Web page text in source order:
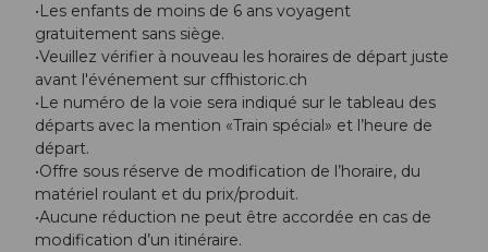
•Les enfants de moins de 6 ans voyagent
gratuitement sans siège.
•Veuillez vérifier à nouveau les horaires de départ juste
avant l'événement sur cffhistoric.ch
•Le numéro de la voie sera indiqué sur le tableau des
départs avec la mention «Train spécial» et l’heure de
départ.
•Offre sous réserve de modification de l’horaire, du
matériel roulant et du prix/produit.
•Aucune réduction ne peut être accordée en cas de
modification d’un itinéraire.